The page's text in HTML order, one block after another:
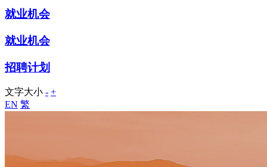
就业机会
就业机会
招聘计划
文字大小 - +
EN 繁